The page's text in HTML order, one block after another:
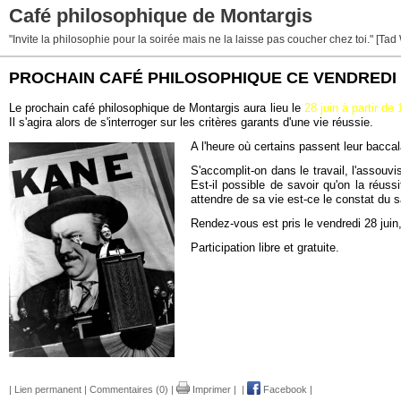
Café philosophique de Montargis
"Invite la philosophie pour la soirée mais ne la laisse pas coucher chez toi." [Tad
PROCHAIN CAFÉ PHILOSOPHIQUE CE
Le prochain café philosophique de Montargis aura lieu le 28 juin à partir de
Il s'agira alors de s'interroger sur les critères garants d'une vie réussie.
A l'heure où certains passent leur
S'accomplit-on dans le travail,
Est-il possible de savoir qu'on la
attendre de sa vie est-ce le constat du
Rendez-vous est pris le vendredi 28
Participation libre et gratuite.
| Lien permanent | Commentaires (0) | Imprimer | | Facebook |